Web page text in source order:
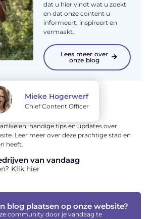
dat u hier vindt wat u zoekt
en dat onze content u
informeert, inspireert en
vermaakt.
Lees meer over
onze blog
Mieke Hogerwerf
Chief Content Officer
handige tips en updates over
Leer meer over deze prachtige stad en
heeft.
van vandaag
Klik hier
blog plaatsen op onze website?
community door je vandaag te